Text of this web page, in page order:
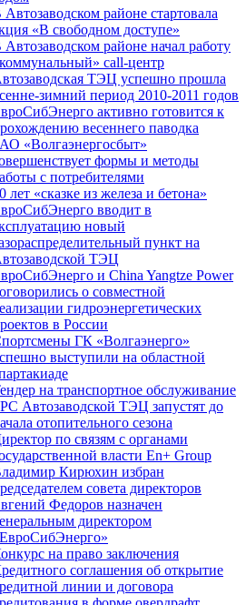
Автозаводском районе стартовала
«В свободном доступе»
Автозаводском районе начал работу
call-центр
ТЭЦ успешно прошла
зимний период 2010-2011 годов
активно готовится к
весеннего паводка
«Волгаэнергосбыт»
формы и методы
с потребителями
лет «сказке из железа и бетона»
вводит в
новый
пункт на
ТЭЦ
и China Yangtze Power
о совместной
гидроэнергетических
в России
ГК «Волгаэнерго»
выступили на областной
на транспортное обслуживание
Автозаводской ТЭЦ запустят до
отопительного сезона
по связям с органами
власти En+ Group
Кирюхин избран
совета директоров
Федоров назначен
директором
на право заключения
соглашения об открытие
линии и договора